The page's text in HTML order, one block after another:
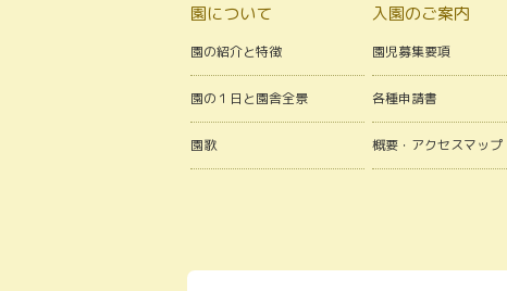
園について
園の紹介と特徴
園の１日と園舎全景
園歌
入園のご案内
園児募集要項
各種申請書
概要・アクセスマップ